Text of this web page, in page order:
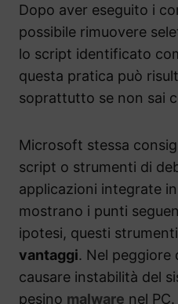
Dopo aver eseguito i
possibile rimuovere
lo script identificato
questa pratica può
soprattutto se non sai
Microsoft stessa
script o strumenti di
applicazioni integrate
mostrano i punti
ipotesi, questi
vantaggi. Nel peggiore
causare instabilità del
pesino malware nel PC.